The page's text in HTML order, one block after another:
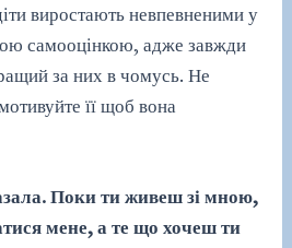
виростають невпевненими у
самооцінкою, адже завжди
за них в чомусь. Не
її щоб вона
Поки ти живеш зі мною,
мене, а те що хочеш ти